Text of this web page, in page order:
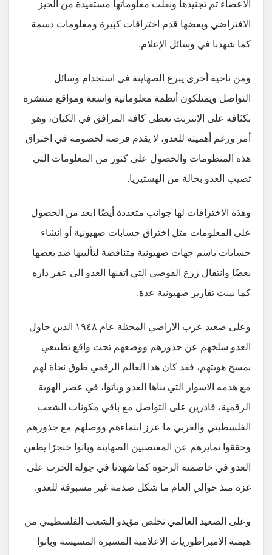
الاعضاء تم تجنيدها ونقلت معلوماتها مستفيدة من الحيز
الافتراضي وبعضها قدم اختراقات كبيرة ومعلومات دسمة
كما شهدنا في وسائل الإعلام.
ومن ناحية أخرى يبرع الصهاينة في استخدام وسائل
التواصل ويمتلكون أنظمة معلوماتية واسعة ومواقع منتشرة
بكثافة على الإنترنت تغطي كافة المرافق في الكيان، وهو
أمر ورغم أهميته للعدو، لا يقدم فرصة لخصومه في اختراق
هذه المنظومات والحصول على كنوز من المعلومات التي
تصيب العدو بحالة من الهستيريا.
وهذه الاختراقات لها جوانب متعددة أيضًا ابعد من الحصول
على المعلومات مثل اختراق حسابات صهيونية أو انشاء
حسابات باسم جهات صهيونية متناقضة لتأليبها ضد بعضها
بعضًا وانتقال زرع الفوضى التي اتقنها العدو الى عقر داره
كما بينت تقارير صهيونية عدة.
وعلى صعيد عرب الاراضي المحتلة عام ١٩٤٨ الذين حاول
العدو سلخهم عن جذورهم ووضعهم تحت واقع تطبيعي
يمسخ هويتهم، فقد كان هذا العالم الرقمي طوق نجاة لهم
مع هدمه الاسوار التي بناها العدو وباتوا، في عصر الهوية
الرقمية، قادرين على التواصل مع باقي مكونات الشعب
الفلسطيني والعربي ما عزز انتماءهم ووصلهم مع جذورهم
وحققوا تمايزهم عن المغتصبين الصهاينة وباتوا خنجرًا يطعن
العدو في خاصمته الرخوة كما شهدنا في جولة الحرب على
غزة منذ حوالي العام ما شكل صدمة غير مسبوقة للعدو.
وعلى الصعيد العالمي تخلص مؤيدو الشعب الفلسطيني من
هيمنة الامبراطوريات الاعلامية المسيرة المسيسة وباتوا